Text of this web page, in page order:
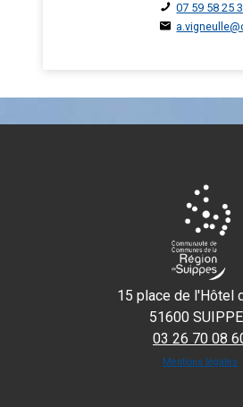
07 59 58 25
15 place de l'Hôtel
51600
03 26 70 08
Mentions légales